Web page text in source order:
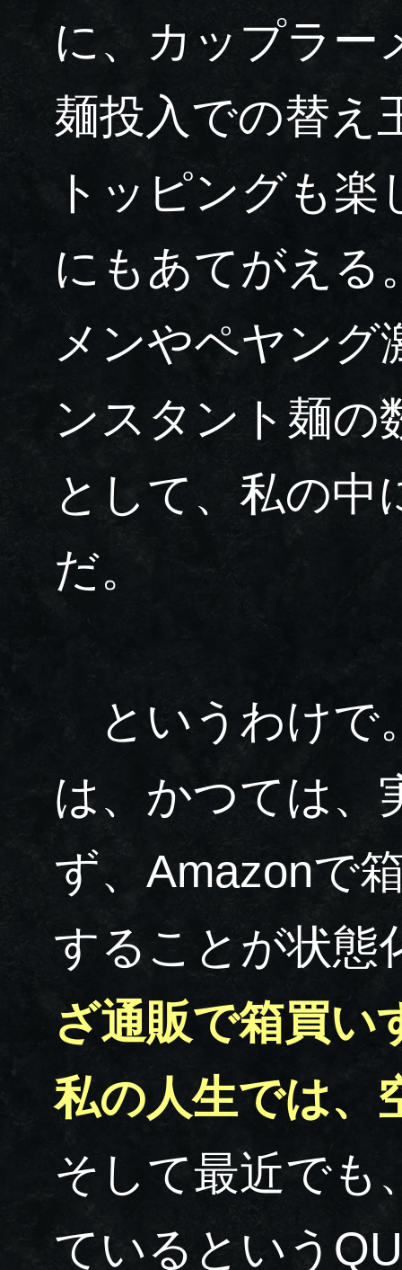
に、カップラー
麺投入での替え
トッピングも
にもあてがえる
メンやペヤング
ンスタント麺の
として、私の中
だ。
というわけで
は、かつては、
ず、Amazonで
することが状態
ざ通販で箱買い
私の人生では、
そして最近でも
ているという